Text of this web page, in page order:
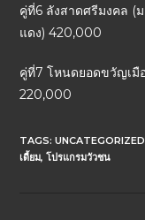
คู่ที่6 ลังสาดศรีมงคล (
แดง) 420,000
คู่ที่7 โหนดยอดขวัญเมื
220,000
TAGS:UNCATEGORIZED
เดี้ยม, โปรแกรมวัวชน